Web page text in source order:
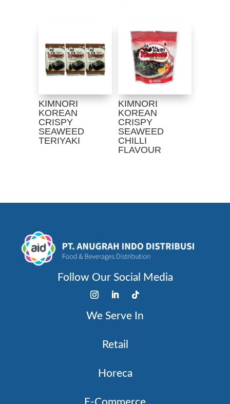
KIMNORI
KOREAN
CRISPY
SEAWEED
TERIYAKI
KIMNORI
KOREAN
CRISPY
SEAWEED
CHILLI
FLAVOUR
Follow Our Social Media
We Serve In
Retail
Horeca